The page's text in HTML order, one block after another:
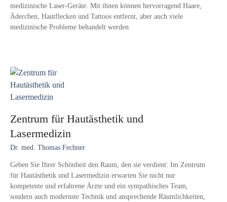
medizinische Laser-Geräte. Mit ihnen können hervorragend Haare,
Äderchen, Hautflecken und Tattoos entfernt, aber auch viele
medizinische Probleme behandelt werden.
Zentrum für Hautästhetik und
Lasermedizin
Dr. med. Thomas Fechner
Geben Sie Ihrer Schönheit den Raum, den sie verdient: Im Zentrum
für Hautästhetik und Lasermedizin erwarten Sie nicht nur
kompetente und erfahrene Ärzte und ein sympathisches Team,
sondern auch modernste Technik und ansprechende Räumlichkeiten,